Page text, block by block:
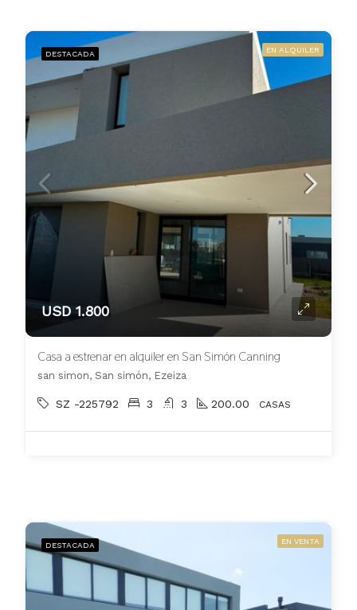
DESTACADA EN ALQUILER
USD 1.800
Casa a estrenar en alquiler en San Simón Canning
san simon, San simón, Ezeiza
SZ -225792 3 3 200.00 CASAS
DESTACADA EN VENTA